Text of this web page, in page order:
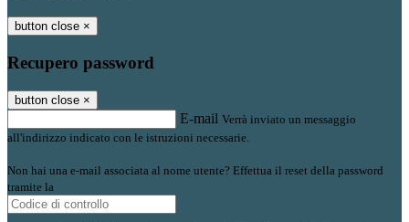
button close ×
Recupero password
button close ×
E-mail Verrà inviato un messaggio
all'indirizzo indicato con le istruzioni necessarie.
Non hai una e-mail associata al nome utente? Effettua il reset della password
tramite la